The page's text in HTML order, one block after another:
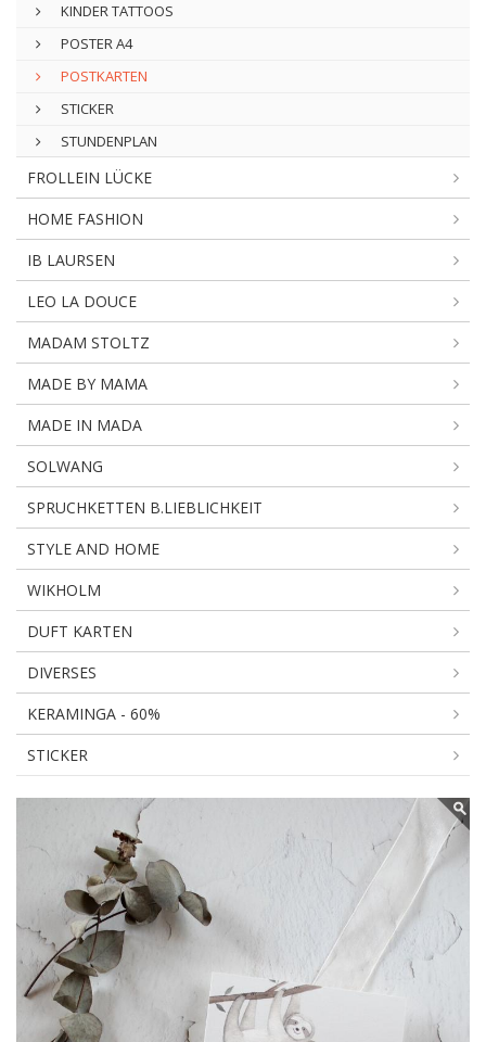
KINDER TATTOOS
POSTER A4
POSTKARTEN
STICKER
STUNDENPLAN
FROLLEIN LÜCKE
HOME FASHION
IB LAURSEN
LEO LA DOUCE
MADAM STOLTZ
MADE BY MAMA
MADE IN MADA
SOLWANG
SPRUCHKETTEN B.LIEBLICHKEIT
STYLE AND HOME
WIKHOLM
DUFT KARTEN
DIVERSES
KERAMINGA - 60%
STICKER